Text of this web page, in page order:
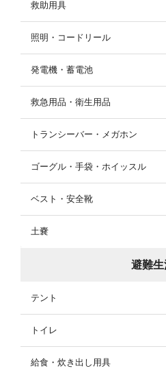
救助用具
照明・コードリール
発電機・蓄電池
救急用品・衛生用品
トランシーバー・メガホン
ゴーグル・手袋・ホイッスル
ベスト・安全靴
土嚢
避難生
テント
トイレ
給食・炊き出し用具